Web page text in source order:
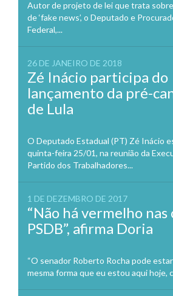
Autor de projeto de lei que trata
de ‘fake news’, o Deputado e
Federal,...
26 DE JANEIRO DE 2018
Zé Inácio participa do
lançamento da pré-
de Lula
O Deputado Estadual (PT) Zé Inácio
quinta-feira 25/01, na reunião da
Partido dos Trabalhadores...
1 DE DEZEMBRO DE 2017
“Não há vermelho nas
PSDB”, afirma Doria
“O senador Roberto Rocha pode
mesma forma que eu estou aqui hoje,